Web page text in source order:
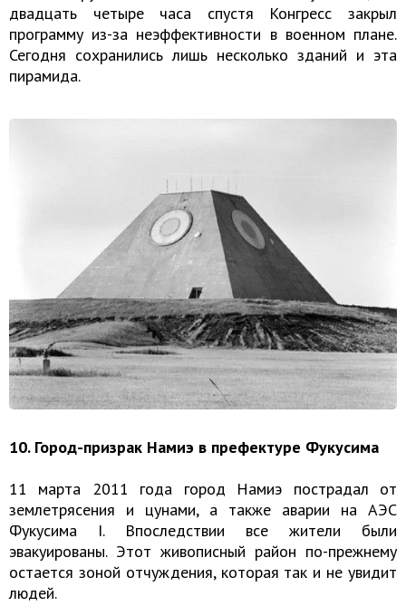
двадцать четыре часа спустя Конгресс закрыл
программу из-за неэффективности в военном плане.
Сегодня сохранились лишь несколько зданий и эта
пирамида.
10. Город-призрак Намиэ в префектуре Фукусима
11 марта 2011 года город Намиэ пострадал от
землетрясения и цунами, а также аварии на АЭС
Фукусима I. Впоследствии все жители были
эвакуированы. Этот живописный район по-прежнему
остается зоной отчуждения, которая так и не увидит
людей.